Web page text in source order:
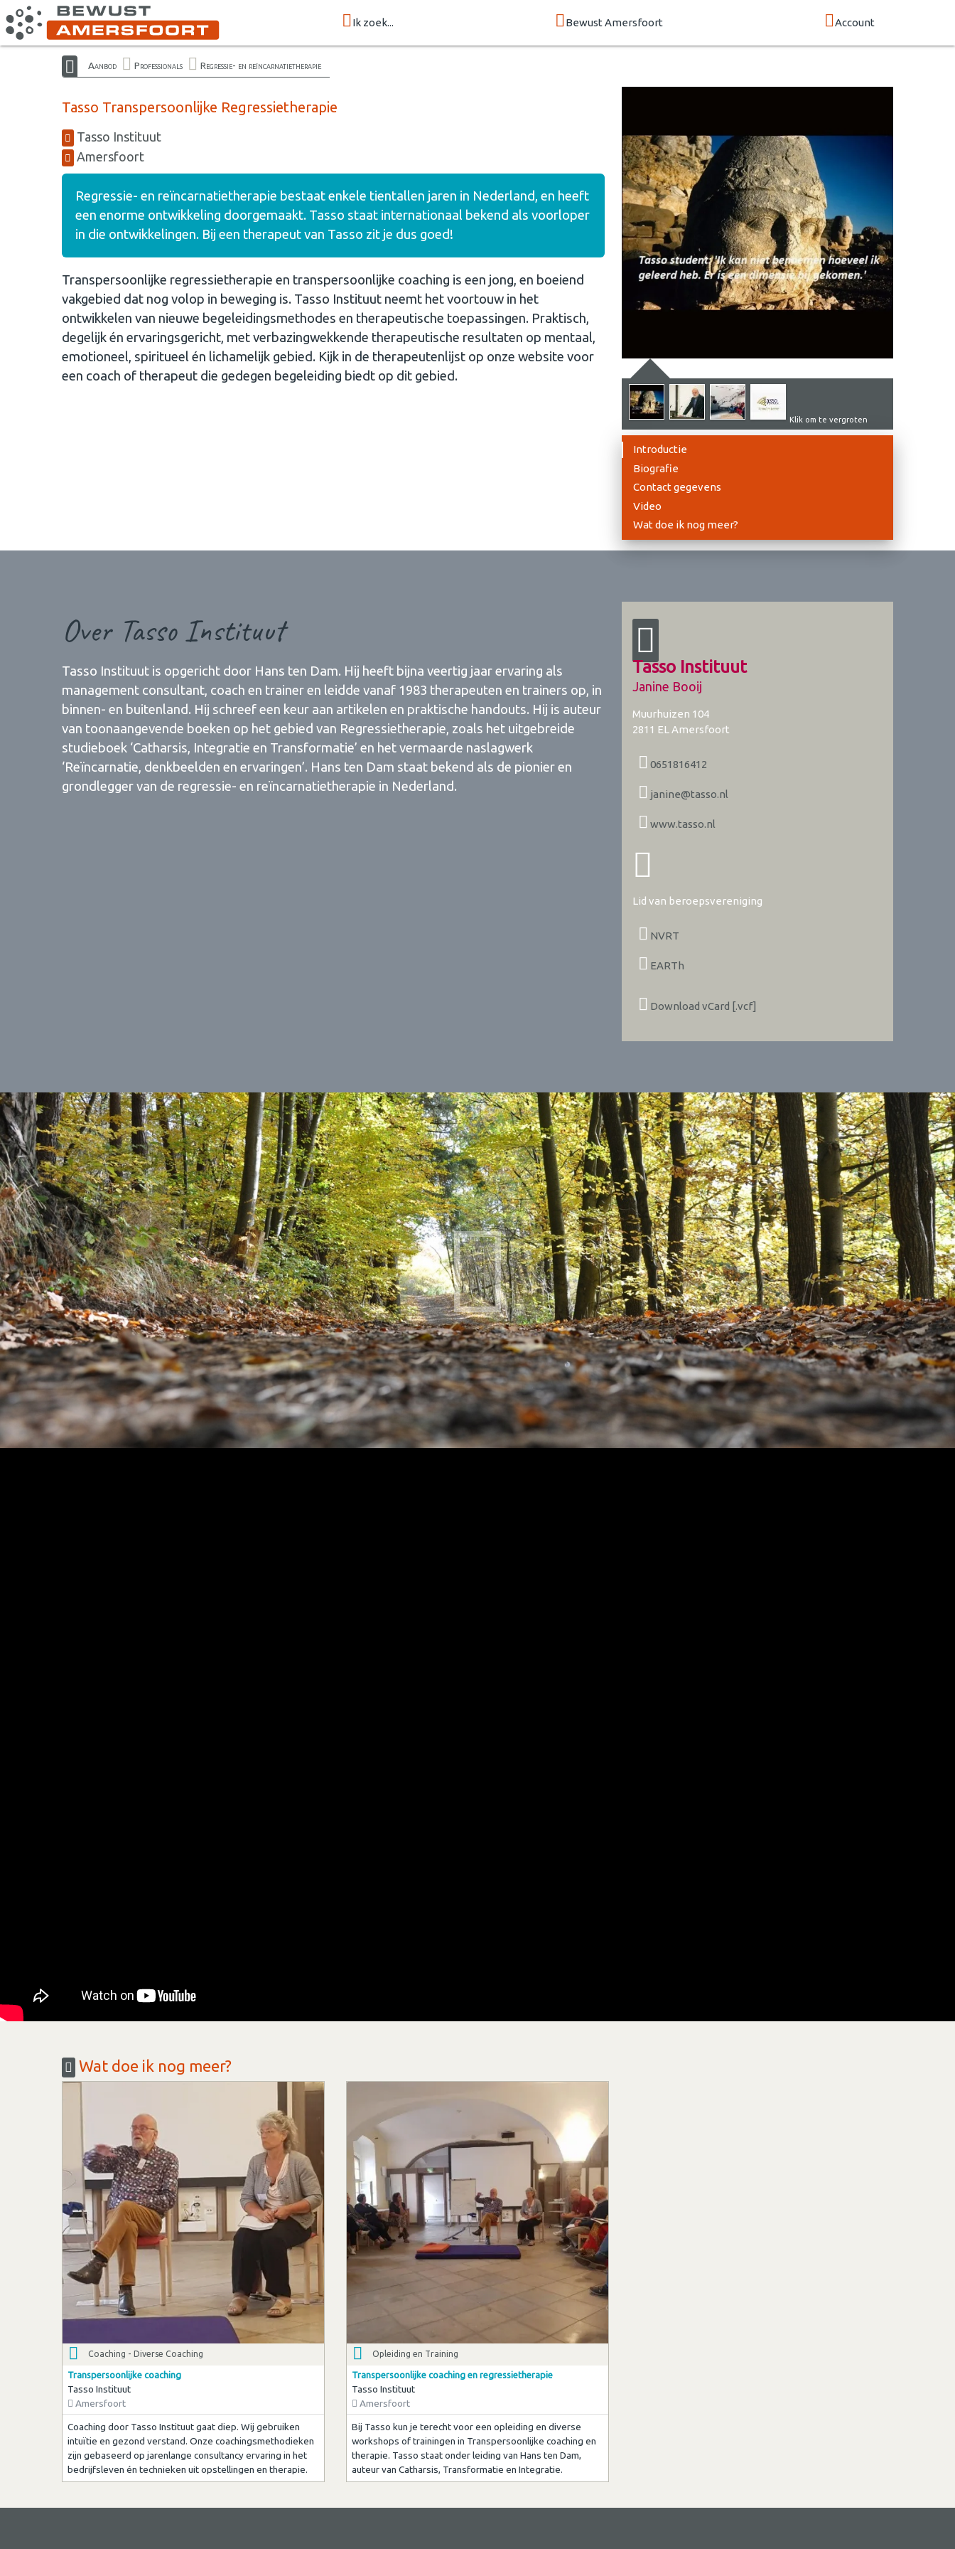
Ik zoek... Bewust Amersfoort Account
Aanbod Professionals Regressie- en reïncarnatietherapie
Tasso Transpersoonlijke Regressietherapie
Tasso Instituut
Amersfoort
Regressie- en reïncarnatietherapie bestaat enkele tientallen jaren in Nederland, en heeft
een enorme ontwikkeling doorgemaakt. Tasso staat internationaal bekend als voorloper
in die ontwikkelingen. Bij een therapeut van Tasso zit je dus goed!
Transpersoonlijke regressietherapie en transpersoonlijke coaching is een jong, en boeiend
vakgebied dat nog volop in beweging is. Tasso Instituut neemt het voortouw in het
ontwikkelen van nieuwe begeleidingsmethodes en therapeutische toepassingen. Praktisch,
degelijk én ervaringsgericht, met verbazingwekkende therapeutische resultaten op mentaal,
emotioneel, spiritueel én lichamelijk gebied. Kijk in de therapeutenlijst op onze website voor
een coach of therapeut die gedegen begeleiding biedt op dit gebied.
Klik om te vergroten
Introductie
Biografie
Contact gegevens
Video
Wat doe ik nog meer?
Over Tasso Instituut
Tasso Instituut is opgericht door Hans ten Dam. Hij heeft bijna veertig jaar ervaring als
management consultant, coach en trainer en leidde vanaf 1983 therapeuten en trainers op, in
binnen- en buitenland. Hij schreef een keur aan artikelen en praktische handouts. Hij is auteur
van toonaangevende boeken op het gebied van Regressietherapie, zoals het uitgebreide
studieboek ‘Catharsis, Integratie en Transformatie’ en het vermaarde naslagwerk
‘Reïncarnatie, denkbeelden en ervaringen’. Hans ten Dam staat bekend als de pionier en
grondlegger van de regressie- en reïncarnatietherapie in Nederland.
Tasso Instituut
Janine Booij
Muurhuizen 104
2811 EL Amersfoort
0651816412
janine@tasso.nl
www.tasso.nl
Lid van beroepsvereniging
NVRT
EARTh
Download vCard [.vcf]
Wat doe ik nog meer?
Coaching - Diverse Coaching
Transpersoonlijke coaching
Tasso Instituut
Amersfoort
Coaching door Tasso Instituut gaat diep. Wij gebruiken
intuïtie en gezond verstand. Onze coachingsmethodieken
zijn gebaseerd op jarenlange consultancy ervaring in het
bedrijfsleven én technieken uit opstellingen en therapie.
Opleiding en Training
Transpersoonlijke coaching en regressietherapie
Tasso Instituut
Amersfoort
Bij Tasso kun je terecht voor een opleiding en diverse
workshops of trainingen in Transpersoonlijke coaching en
therapie. Tasso staat onder leiding van Hans ten Dam,
auteur van Catharsis, Transformatie en Integratie.